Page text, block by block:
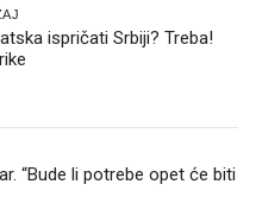
ispričati Srbiji? Treba!
“Bude li potrebe opet će biti